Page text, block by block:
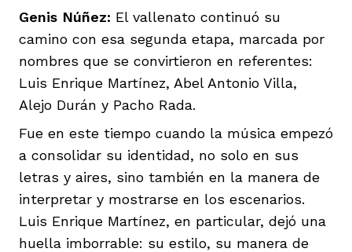
Genis Núñez: El vallenato continuó su
camino con esa segunda etapa, marcada por
nombres que se convirtieron en referentes:
Luis Enrique Martínez, Abel Antonio Villa,
Alejo Durán y Pacho Rada.
Fue en este tiempo cuando la música empezó
a consolidar su identidad, no solo en sus
letras y aires, sino también en la manera de
interpretar y mostrarse en los escenarios.
Luis Enrique Martínez, en particular, dejó una
huella imborrable: su estilo, su manera de